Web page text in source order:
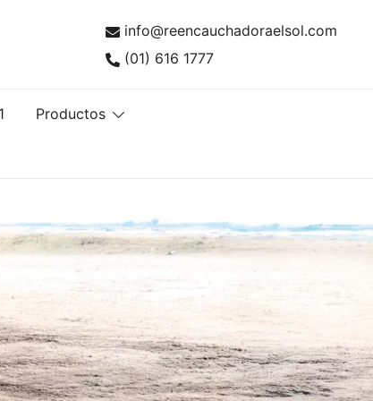
Calidad ISO 9001
9001
info@reencauchadoraelsol.com
(01) 616 1777
Productos